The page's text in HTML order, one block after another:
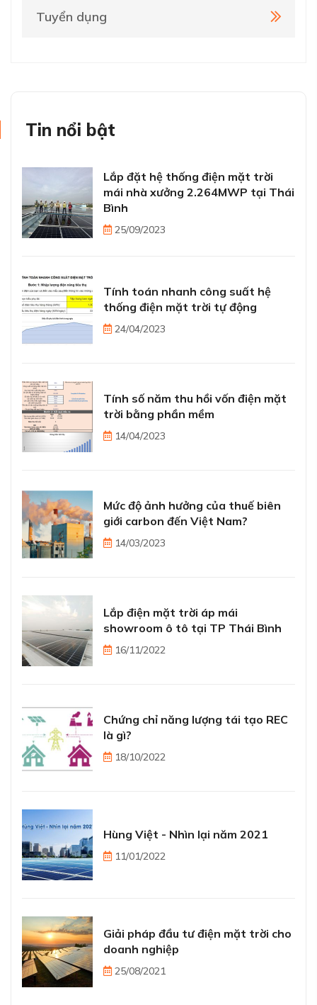
Tuyển dụng
Tin nổi bật
Lắp đặt hệ thống điện mặt trời
mái nhà xưởng 2.264MWP tại Thái
Bình
25/09/2023
Tính toán nhanh công suất hệ
thống điện mặt trời tự động
24/04/2023
Tính số năm thu hồi vốn điện mặt
trời bằng phần mềm
14/04/2023
Mức độ ảnh hưởng của thuế biên
giới carbon đến Việt Nam?
14/03/2023
Lắp điện mặt trời áp mái
showroom ô tô tại TP Thái Bình
16/11/2022
Chứng chỉ năng lượng tái tạo REC
là gì?
18/10/2022
Hùng Việt - Nhìn lại năm 2021
11/01/2022
Giải pháp đầu tư điện mặt trời cho
doanh nghiệp
25/08/2021